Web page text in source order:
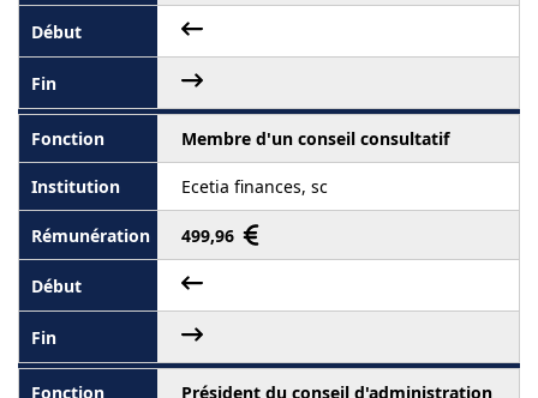
Membre d'un conseil consultatif
Ecetia finances, sc
499,96
Président du conseil d'administration